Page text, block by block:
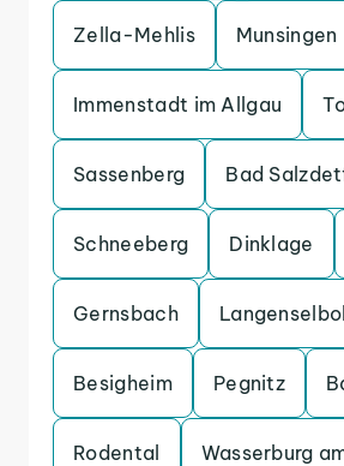
Zella-Mehlis Munsingen
Immenstadt im Allgau
Sassenberg Bad
Schneeberg Dinklage
Gernsbach
Besigheim Pegnitz
Rodental Wasserburg